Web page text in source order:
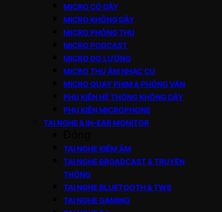
MICRO CÓ DÂY
MICRO KHÔNG DÂY
MICRO PHÒNG THU
MICRO PODCAST
MICRO ĐO LƯỜNG
MICRO THU ÂM NHẠC CỤ
MICRO QUAY PHIM & PHỎNG VẤN
PHỤ KIỆN HỆ THỐNG KHÔNG DÂY
PHỤ KIỆN MICROPHONE
TAI NGHE & IN-EAR MONITOR
TAI NGHE KIỂM ÂM
TAI NGHE BROADCAST & TRUYỀN
THÔNG
TAI NGHE BLUETOOTH & TWS
TAI NGHE GAMING